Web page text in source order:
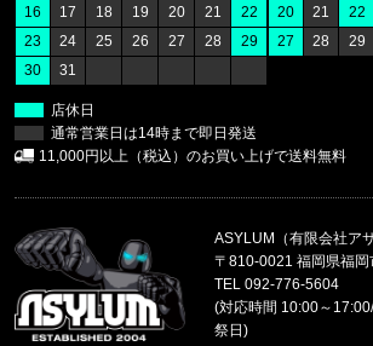
ASYLUM（有限会社ア
〒810-0021 福岡県福
TEL 092-776-5604
(対応時間 10:00～
祭日)
16
17 18 19 20 21
22
23
24 25 26 27 28
29
30
31
20
21 22
27
28 29
店休日
通常営業日は14時まで即日発送
11,000円以上（税込）のお買い上げで送料無料
福岡県のお客様ご注文ありがとうござ
福岡県のお客様ご注文ありがとうござ
'47 MVP メッシュキャップ ヤンキ
福岡県のお客様ご注文ありがとうござ
COLUMBIA/コロンビア
パナシーア 25L バックパック